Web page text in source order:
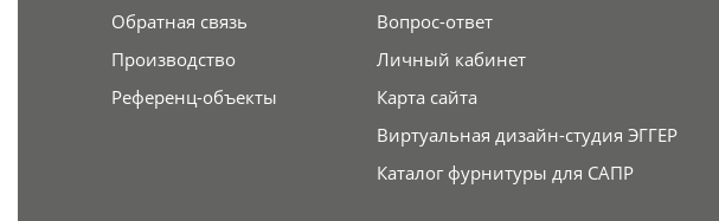
Обратная связь
Производство
Референц-объекты
Вопрос-ответ
Личный кабинет
Карта сайта
Виртуальная дизайн-студия ЭГГЕР
Каталог фурнитуры для САПР